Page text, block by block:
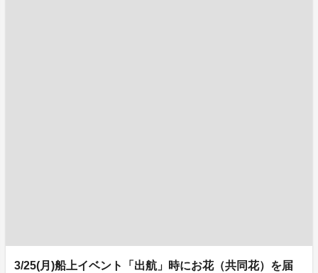
3/25(月)船上イベント「出航」時にお花（共同花）を届